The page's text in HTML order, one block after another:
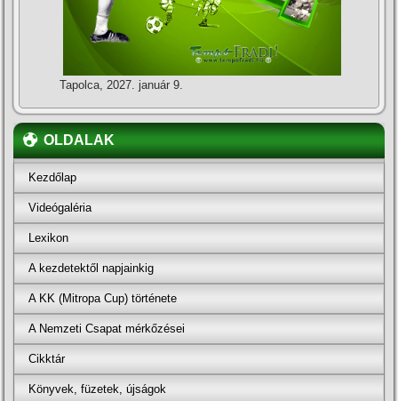
Tapolca, 2027. január 9.
OLDALAK
Kezdőlap
Videógaléria
Lexikon
A kezdetektől napjainkig
A KK (Mitropa Cup) története
A Nemzeti Csapat mérkőzései
Cikktár
Könyvek, füzetek, újságok